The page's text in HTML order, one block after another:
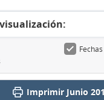
Imprimir Junio